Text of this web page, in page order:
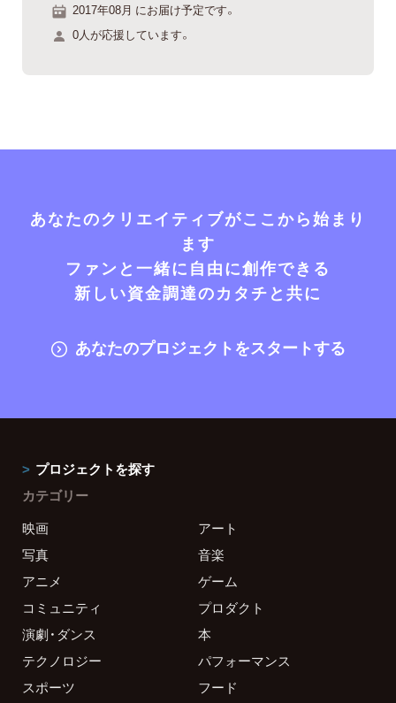
2017年08月 にお届け予定です。
0人が応援しています。
あなたのクリエイティブがここから始まり
ます
ファンと一緒に自由に創作できる
新しい資金調達のカタチと共に
あなたのプロジェクトをスタートする
プロジェクトを探す
カテゴリー
映画
アート
写真
音楽
アニメ
ゲーム
コミュニティ
プロダクト
演劇・ダンス
本
テクノロジー
パフォーマンス
スポーツ
フード